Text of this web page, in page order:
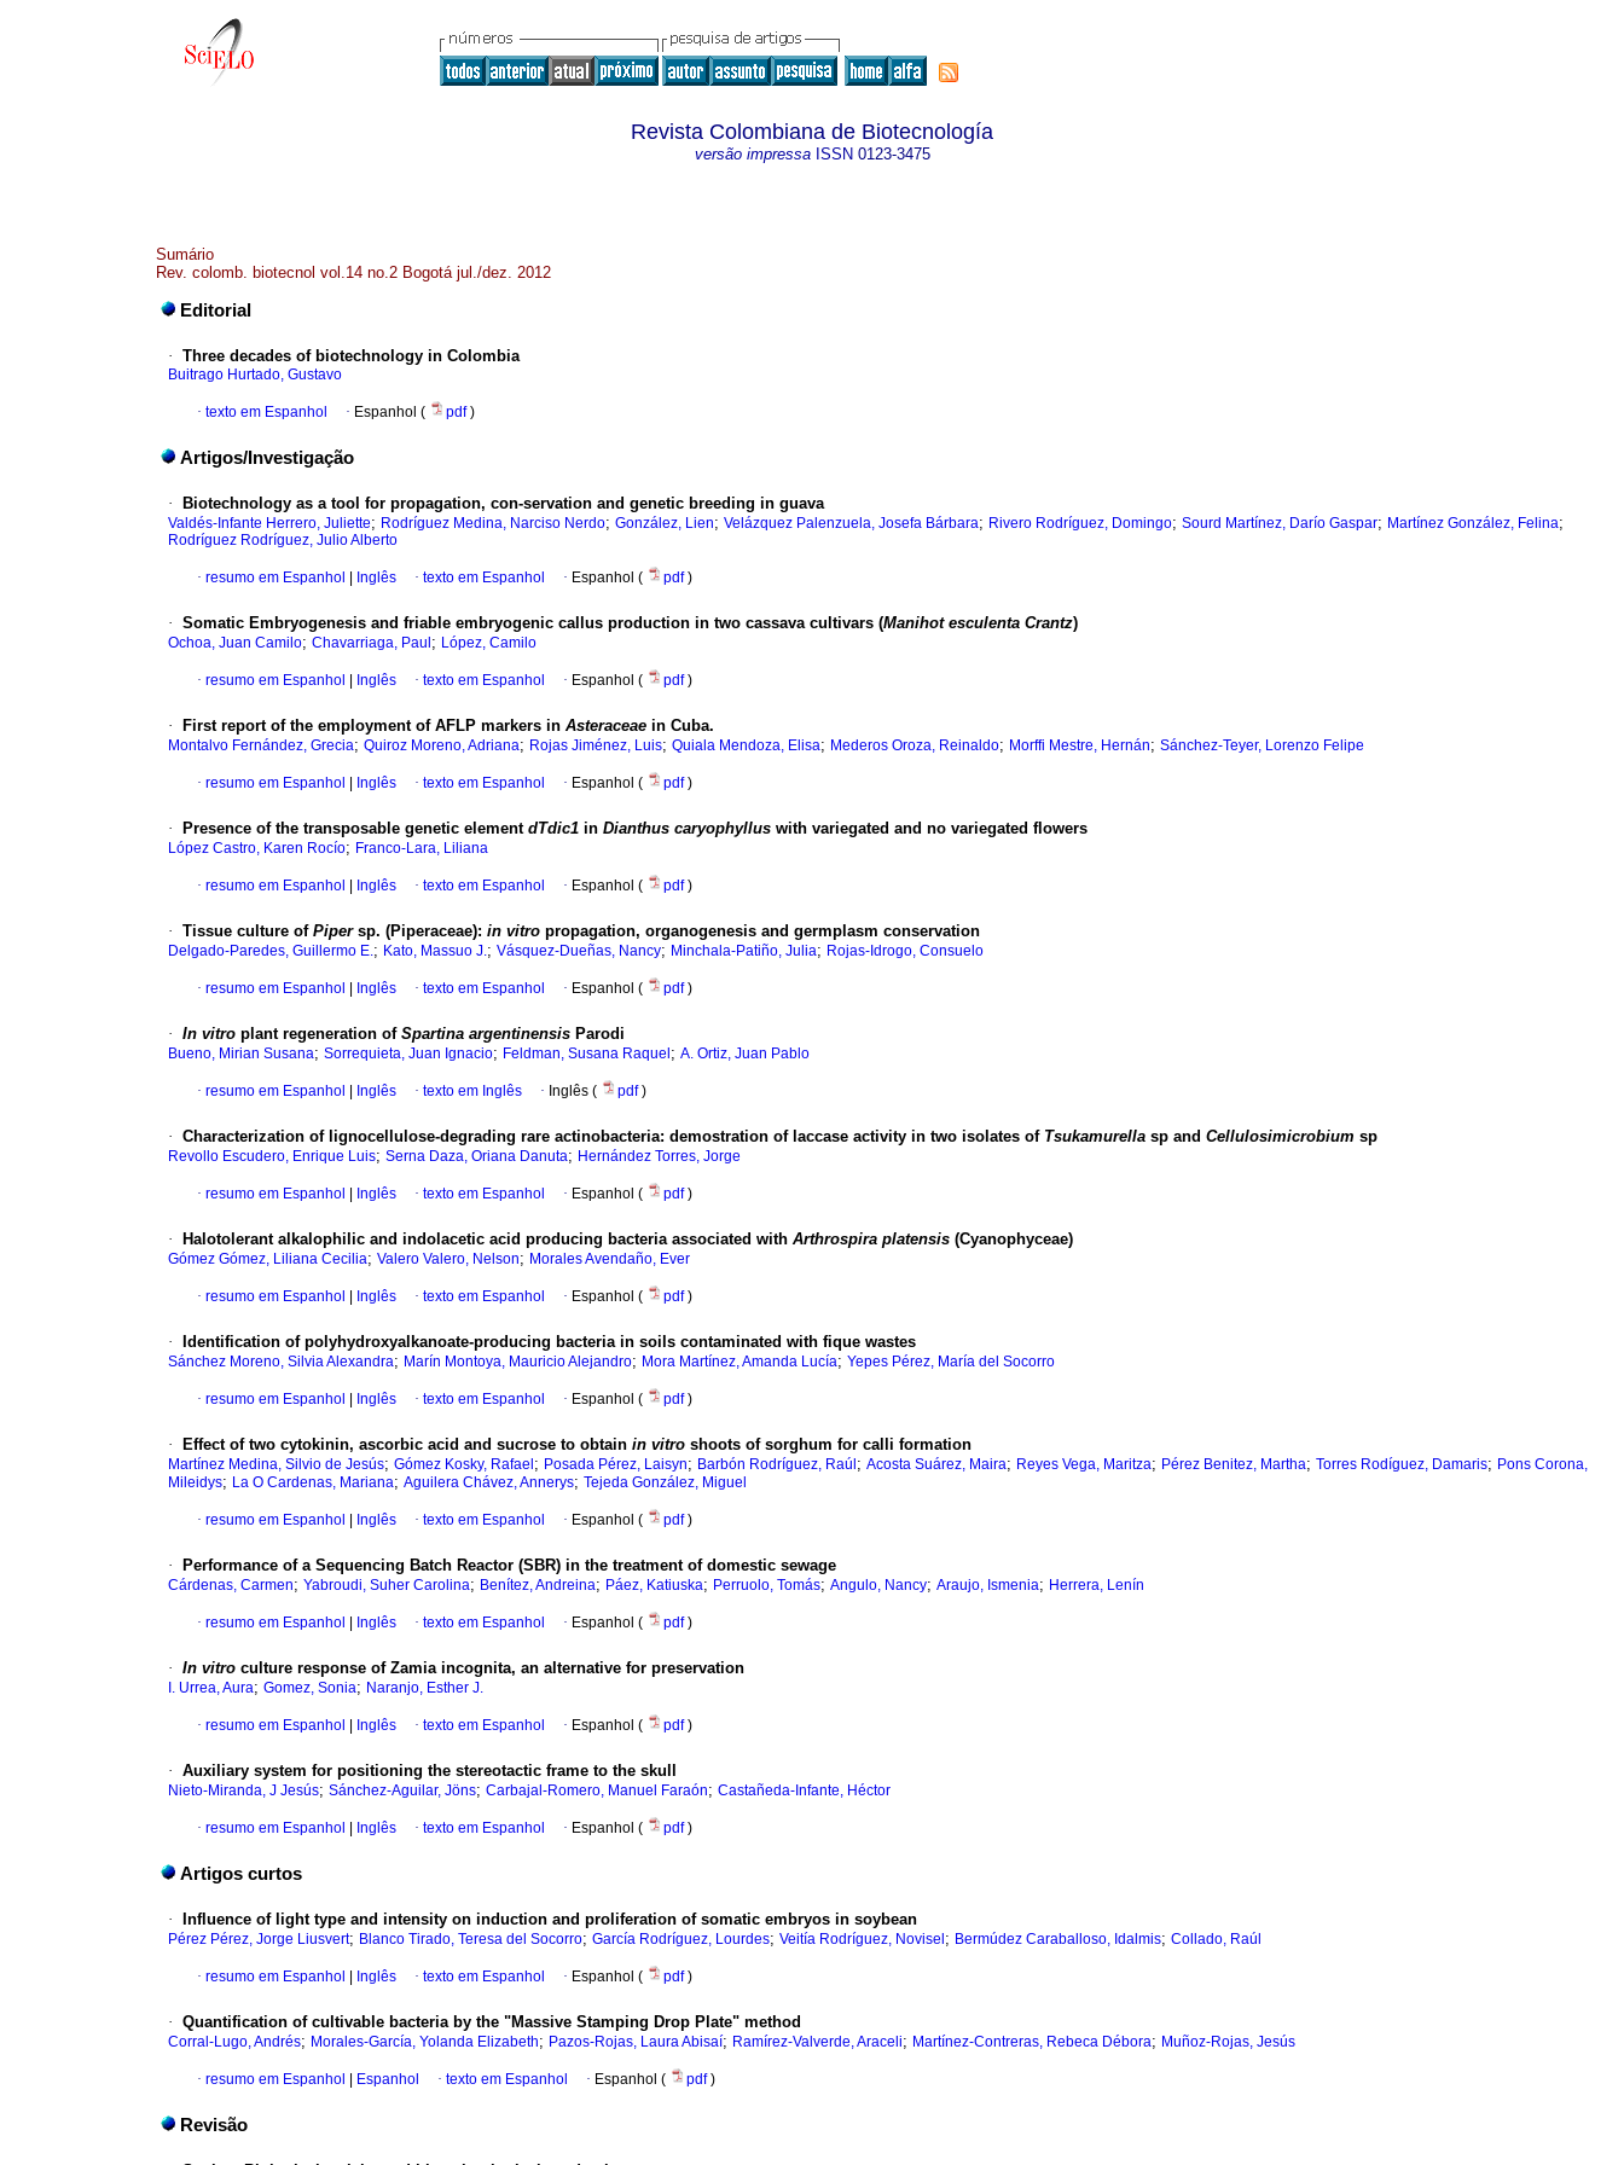
Revista Colombiana de Biotecnología
versão impressaISSN 0123-3475
Sumário
Rev. colomb. biotecnol vol.14 no.2 Bogotá jul./dez. 2012
Editorial
· Three decades of biotechnology in Colombia
Buitrago Hurtado, Gustavo
· texto em Espanhol · Espanhol ( pdf)
Artigos/Investigação
· Biotechnology as a tool for propagation, con-servation and genetic breeding in guava
Valdés-Infante Herrero, Juliette; Rodríguez Medina, Narciso Nerdo; González, Lien; Velázquez Palenzuela, Josefa Bárbara; Rivero Rodríguez, Domingo; Sourd Martínez, Darío Gaspar; Martínez González, Felina;
Rodríguez Rodríguez, Julio Alberto
· resumo em Espanhol Inglês · texto em Espanhol · Espanhol ( pdf)
· Somatic Embryogenesis and friable embryogenic callus production in two cassava cultivars (Manihot esculenta Crantz)
Ochoa, Juan Camilo; Chavarriaga, Paul ; López, Camilo
· resumo em Espanhol Inglês · texto em Espanhol · Espanhol ( pdf)
· First report of the employment of AFLP markers in Asteraceae in Cuba.
Montalvo Fernández, Grecia; Quiroz Moreno, Adriana; Rojas Jiménez, Luis; Quiala Mendoza, Elisa; Mederos Oroza, Reinaldo; Morffi Mestre, Hernán; Sánchez-Teyer, Lorenzo Felipe
· resumo em Espanhol Inglês · texto em Espanhol · Espanhol ( pdf)
· Presence of the transposable genetic element dTdic1 in Dianthus caryophyllus with variegated and no variegated flowers
López Castro, Karen Rocío; Franco-Lara, Liliana
· resumo em Espanhol Inglês · texto em Espanhol · Espanhol ( pdf)
· Tissue culture of Pipersp. (Piperaceae): in vitro propagation, organogenesis and germplasm conservation
Delgado-Paredes, Guillermo E.; Kato, Massuo J.; Vásquez-Dueñas, Nancy; Minchala-Patiño, Julia; Rojas-Idrogo, Consuelo
· resumo em Espanhol Inglês · texto em Espanhol · Espanhol ( pdf)
· In vitro plant regeneration of Spartina argentinensis Parodi
Bueno, Mirian Susana; Sorrequieta, Juan Ignacio; Feldman, Susana Raquel ; A. Ortiz, Juan Pablo
· resumo em Espanhol Inglês · texto em Inglês · Inglês ( pdf)
· Characterization of lignocellulose-degrading rare actinobacteria: demostration of laccase activity in two isolates of Tsukamurella sp and Cellulosimicrobium sp
Revollo Escudero, Enrique Luis; Serna Daza, Oriana Danuta; Hernández Torres, Jorge
· resumo em Espanhol Inglês · texto em Espanhol · Espanhol ( pdf)
· Halotolerant alkalophilic and indolacetic acid producing bacteria associated with Arthrospira platensis (Cyanophyceae)
Gómez Gómez, Liliana Cecilia; Valero Valero, Nelson; Morales Avendaño, Ever
· resumo em Espanhol Inglês · texto em Espanhol · Espanhol ( pdf)
· Identification of polyhydroxyalkanoate-producing bacteria in soils contaminated with fique wastes
Sánchez Moreno, Silvia Alexandra; Marín Montoya, Mauricio Alejandro; Mora Martínez, Amanda Lucía; Yepes Pérez, María del Socorro
· resumo em Espanhol Inglês · texto em Espanhol · Espanhol ( pdf)
· Effect of two cytokinin, ascorbic acid and sucrose to obtain in vitro shoots of sorghum for calli formation
Martínez Medina, Silvio de Jesús; Gómez Kosky, Rafael ; Posada Pérez, Laisyn; Barbón Rodríguez, Raúl ; Acosta Suárez, Maira; Reyes Vega, Maritza; Pérez Benitez, Martha; Torres Rodíguez, Damaris; Pons Corona,
Mileidys; La O Cardenas, Mariana; Aguilera Chávez, Annerys; Tejeda González, Miguel
· resumo em Espanhol Inglês · texto em Espanhol · Espanhol ( pdf)
· Performance of a Sequencing Batch Reactor (SBR) in the treatment of domestic sewage
Cárdenas, Carmen; Yabroudi, Suher Carolina; Benítez, Andreina; Páez, Katiuska; Perruolo, Tomás; Angulo, Nancy; Araujo, Ismenia; Herrera, Lenín
· resumo em Espanhol Inglês · texto em Espanhol · Espanhol ( pdf)
· In vitro culture response of Zamia incognita, an alternative for preservation
I. Urrea, Aura; Gomez, Sonia; Naranjo, Esther J.
· resumo em Espanhol Inglês · texto em Espanhol · Espanhol ( pdf)
· Auxiliary system for positioning the stereotactic frame to the skull
Nieto-Miranda, J Jesús; Sánchez-Aguilar, Jöns; Carbajal-Romero, Manuel Faraón; Castañeda-Infante, Héctor
· resumo em Espanhol Inglês · texto em Espanhol · Espanhol ( pdf)
Artigos curtos
· Influence of light type and intensity on induction and proliferation of somatic embryos in soybean
Pérez Pérez, Jorge Liusvert; Blanco Tirado, Teresa del Socorro; García Rodríguez, Lourdes; Veitía Rodríguez, Novisel ; Bermúdez Caraballoso, Idalmis; Collado, Raúl
· resumo em Espanhol Inglês · texto em Espanhol · Espanhol ( pdf)
· Quantification of cultivable bacteria by the "Massive Stamping Drop Plate" method
Corral-Lugo, Andrés; Morales-García, Yolanda Elizabeth; Pazos-Rojas, Laura Abisaí; Ramírez-Valverde, Araceli; Martínez-Contreras, Rebeca Débora; Muñoz-Rojas, Jesús
· resumo em Espanhol Espanhol · texto em Espanhol · Espanhol ( pdf)
Revisão